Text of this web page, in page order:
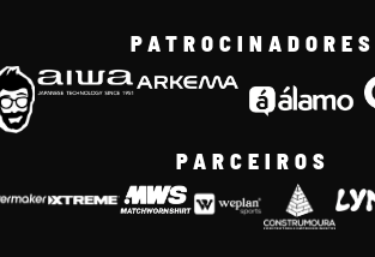
PATROCINADORES
PARCEIROS